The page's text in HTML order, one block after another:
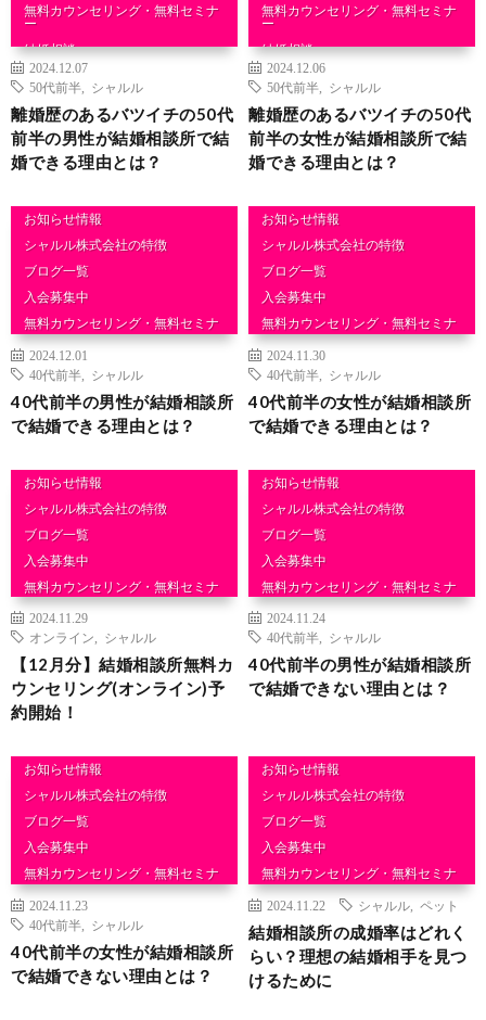
無料カウンセリング・無料セミナ
ー
結婚相談
2024.12.07
50代前半
シャルル
離婚歴のあるバツイチの50代
前半の男性が結婚相談所で結
婚できる理由とは？
無料カウンセリング・無料セミナ
ー
結婚相談
2024.12.06
50代前半
シャルル
離婚歴のあるバツイチの50代
前半の女性が結婚相談所で結
婚できる理由とは？
お知らせ情報
シャルル株式会社の特徴
ブログ一覧
入会募集中
無料カウンセリング・無料セミナ
ー
結婚相談
2024.12.01
40代前半
シャルル
40代前半の男性が結婚相談所
で結婚できる理由とは？
お知らせ情報
シャルル株式会社の特徴
ブログ一覧
入会募集中
無料カウンセリング・無料セミナ
ー
結婚相談
2024.11.30
40代前半
シャルル
40代前半の女性が結婚相談所
で結婚できる理由とは？
お知らせ情報
シャルル株式会社の特徴
ブログ一覧
入会募集中
無料カウンセリング・無料セミナ
ー
結婚相談
2024.11.29
オンライン
シャルル
【12月分】結婚相談所無料カ
ウンセリング(オンライン)予
約開始！
お知らせ情報
シャルル株式会社の特徴
ブログ一覧
入会募集中
無料カウンセリング・無料セミナ
ー
結婚相談
2024.11.24
40代前半
シャルル
40代前半の男性が結婚相談所
で結婚できない理由とは？
お知らせ情報
シャルル株式会社の特徴
ブログ一覧
入会募集中
無料カウンセリング・無料セミナ
ー
結婚相談
2024.11.23
40代前半
シャルル
40代前半の女性が結婚相談所
で結婚できない理由とは？
お知らせ情報
シャルル株式会社の特徴
ブログ一覧
入会募集中
無料カウンセリング・無料セミナ
ー
結婚相談
2024.11.22 シャルル ペット
結婚相談所の成婚率はどれく
らい？理想の結婚相手を見つ
けるために